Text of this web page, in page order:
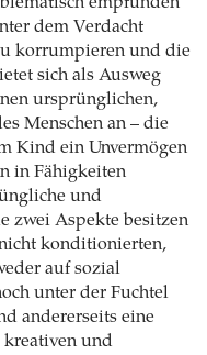
dem Verdacht
korrumpieren und die
sich als Ausweg
ursprünglichen,
Menschen an – die
Kind ein Unvermögen
in Fähigkeiten
und
zwei Aspekte besitzen
konditionierten,
auf sozial
unter der Fuchtel
andererseits eine
kreativen und